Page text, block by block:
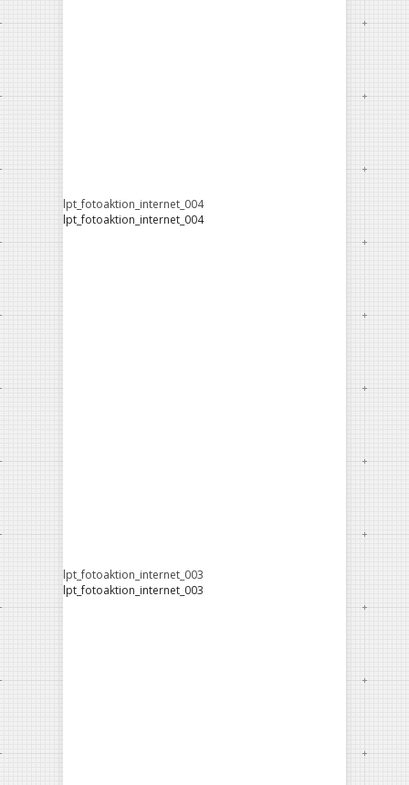
lpt_fotoaktion_internet_004
lpt_fotoaktion_internet_004
lpt_fotoaktion_internet_003
lpt_fotoaktion_internet_003